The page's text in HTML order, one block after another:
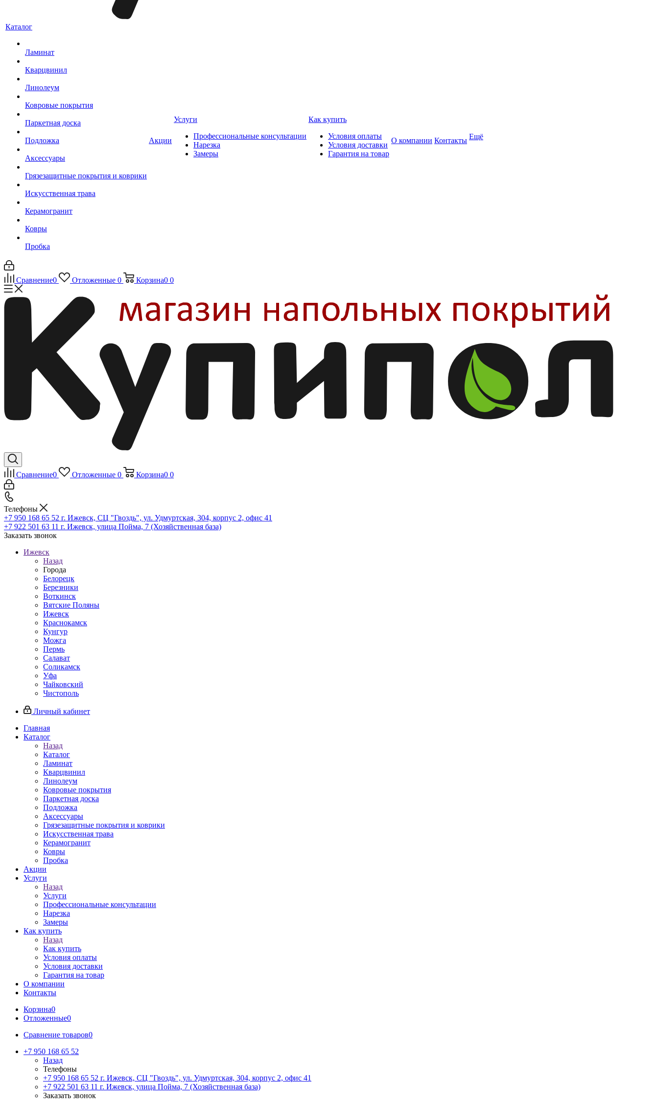
Каталог
Ламинат
Кварцвинил
Линолеум
Ковровые покрытия
Паркетная доска
Подложка
Аксессуары
Грязезащитные покрытия и коврики
Искусственная трава
Керамогранит
Ковры
Пробка
Акции
Услуги
Профессиональные консультации
Нарезка
Замеры
Как купить
Условия оплаты
Условия доставки
Гарантия на товар
О компании Контакты Ещё
Сравнение0 Отложенные 0 Корзина0 0
Сравнение0 Отложенные 0 Корзина0 0
Телефоны
+7 950 168 65 52 г. Ижевск, СЦ "Гвоздь", ул. Удмуртская, 304, корпус 2, офис 41
+7 922 501 63 11 г. Ижевск, улица Пойма, 7 (Хозяйственная база)
Заказать звонок
Ижевск
Назад
Города
Белорецк
Березники
Воткинск
Вятские Поляны
Ижевск
Краснокамск
Кунгур
Можга
Пермь
Салават
Соликамск
Уфа
Чайковский
Чистополь
Личный кабинет
Главная
Каталог
Назад
Каталог
Ламинат
Кварцвинил
Линолеум
Ковровые покрытия
Паркетная доска
Подложка
Аксессуары
Грязезащитные покрытия и коврики
Искусственная трава
Керамогранит
Ковры
Пробка
Акции
Услуги
Назад
Услуги
Профессиональные консультации
Нарезка
Замеры
Как купить
Назад
Как купить
Условия оплаты
Условия доставки
Гарантия на товар
О компании
Контакты
Корзина0
Отложенные0
Сравнение товаров0
+7 950 168 65 52
Назад
Телефоны
+7 950 168 65 52 г. Ижевск, СЦ "Гвоздь", ул. Удмуртская, 304, корпус 2, офис 41
+7 922 501 63 11 г. Ижевск, улица Пойма, 7 (Хозяйственная база)
Заказать звонок